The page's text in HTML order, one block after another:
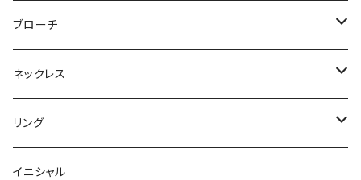
ノンホールピアス
ヘアゴム
ブローチ
ネックレス
Flower
Dot
ノンホールピアス
Flower
Dot
イヤリング
Flower
Round
Flower
Round
Square
てんとう虫
ブローチ
Flower
Animal
猫
Lips
ネックレス
Flower
Animal
リング
Flower
イニシャル